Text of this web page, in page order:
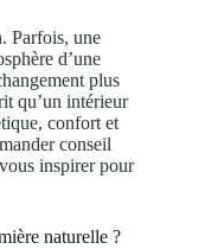
Parfois, une
d’une
plus
qu’un intérieur
confort et
conseil
inspirer pour
naturelle ?